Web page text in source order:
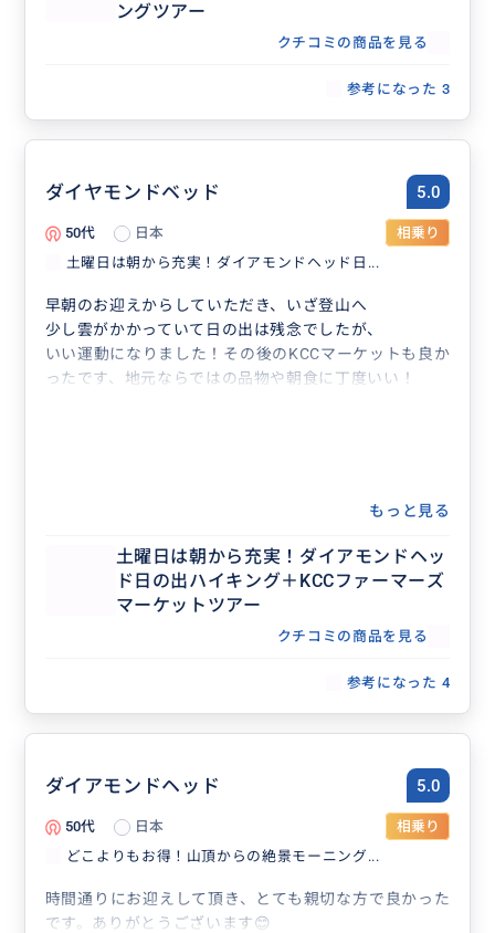
ングツアー
クチコミの商品を見る
参考になった 3
ダイヤモンドベッド 5.0
50代 日本
相乗り
土曜日は朝から充実！ダイアモンドヘッド日...
早朝のお迎えからしていただき、いざ登山へ
少し雲がかかっていて日の出は残念でしたが、
いい運動になりました！その後のKCCマーケットも良か
ったです、地元ならではの品物や朝食に丁度いい！
もっと見る
土曜日は朝から充実！ダイアモンドヘッ
ド日の出ハイキング＋KCCファーマーズ
マーケットツアー
クチコミの商品を見る
参考になった 4
ダイアモンドヘッド 5.0
50代 日本
相乗り
どこよりもお得！山頂からの絶景モーニング...
時間通りにお迎えして頂き、とても親切な方で良かった
です。ありがとうございます😊